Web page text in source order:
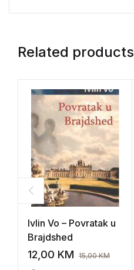
Related products
Ivlin Vo – Povratak u
Brajdshed
12,00 KM 15,00KM